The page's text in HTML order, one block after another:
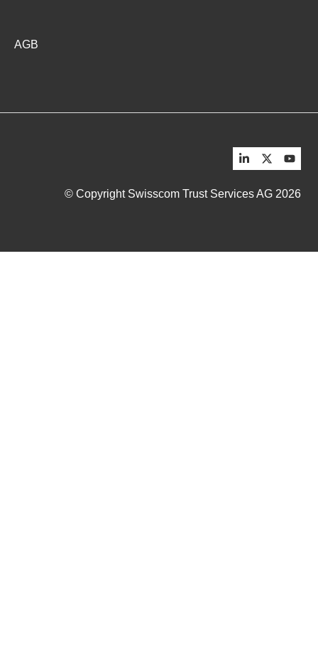
AGB
© Copyright Swisscom Trust Services AG 2026